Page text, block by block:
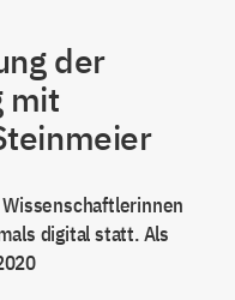
der
mit
digital statt. Als